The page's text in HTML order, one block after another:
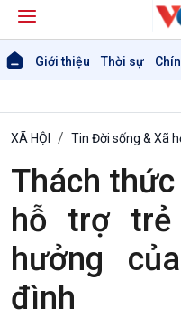
Giới thiệu Thời sự
XÃ HỘI Tin Đời sống & Xã
Thách
hỗ trợ trẻ
hưởng
đình